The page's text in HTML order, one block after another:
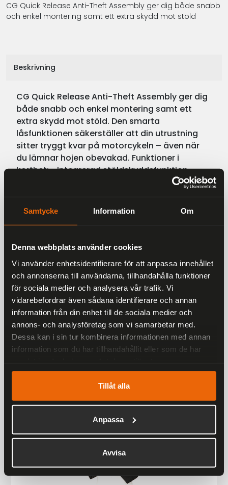
Samtycke Information Om
Denna webbplats använder cookies
Vi använder enhetsidentifierare för att anpassa innehållet
och annonserna till användarna, tillhandahålla funktioner
för sociala medier och analysera vår trafik. Vi
vidarebefordrar även sådana identifierare och annan
information från din enhet till de sociala medier och
annons- och analysföretag som vi samarbetar med.
Dessa kan i sin tur kombinera informationen med annan
information som du har tillhandahållit eller som de har
Tillåt alla
Anpassa
Avvisa
CG Quick Release Anti-Theft Assembly ger dig både snabb
och enkel montering samt ett extra skydd mot stöld
Beskrivning
CG Quick Release Anti-Theft Assembly ger dig
både snabb och enkel montering samt ett
extra skydd mot stöld. Den smarta
låsfunktionen säkerställer att din utrustning
sitter tryggt kvar på motorcykeln – även när
du lämnar hojen obevakad. Funktioner i
korthet: • Integrerad stöldskyddsfunktion •
Passar tillsammans med CG Quick Release
Base och Kit • Ger trygghet utan att
kan du lämna hojen med gott samvete – din
tryggt.
Liknande produkter
Andra har även tittat på
Rekommenderade produkter
25 %